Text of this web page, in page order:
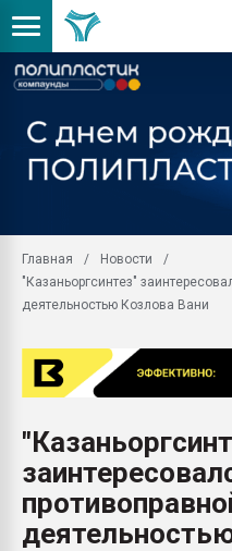
Главная
Новости
"Казаньоргсинтез"
деятельностью Козлова Вани